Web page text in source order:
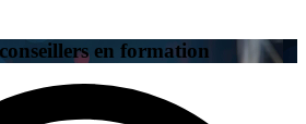
en formation